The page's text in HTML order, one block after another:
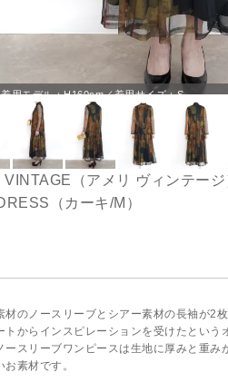
着用モデル：H160cm／着用サイズ：S
VINTAGE（アメリ ヴィンテー
（カーキ/M）
材のノースリーブとシアー素材の長袖が2
トからインスピレーションを受けたという
ースリーブワンピースは生地に厚みと重み
お素材です。